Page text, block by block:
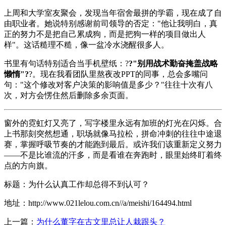
上周和大学室友聚会，发现当年宿舍最拼的学霸，现在成了自
由职业者。她说特别感谢前司领导的否定："他让我明白，真
正的努力不是把自己累成狗，而是把狗一样的项目做出人
样"。这话糙理不糙，像一盆冷水浇醒很多人。
书里有句话特别适合当手机壁纸：??"别用战术勤奋掩盖战略
懒惰"??。现在我看团队里熬夜改PPT的同事，总会多嘴问
句："这个修改对客户决策的影响值是多少？"往往十次有八
次，对方会愣住然后删除多余页面。
窗外的霓虹灯又亮了，写字楼里永远有加班的灯光在闪烁。合
上书那刻突然想通，职场就像马拉松，拼命冲刺的往往中途退
赛，掌握呼吸节奏的才能跑到最后。或许我们该重新定义努力
——不是比谁流的汗多，而是看谁在奔跑时，眼里始终盯着终
点的方向旗。
标题：为什么认真工作却总得不到认可？
地址：http://www.021lelou.com.cn//a/meishi/164494.html
上一篇： 为什么董字在古文里总让人栽跟头？